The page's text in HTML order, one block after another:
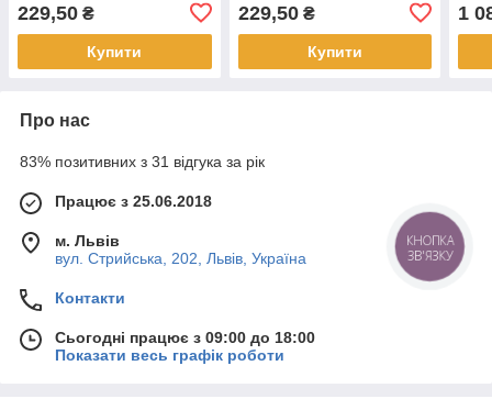
229,50 ₴
Купити
229,50₴
Купити
1
Про нас
83% позитивних з 31 відгука за рік
Працює з 25.06.2018
м. Львів
вул. Стрийська, 202, Львів, Україна
Контакти
Сьогодні працює з 09:00 до 18:00
Показати весь графік роботи
КНОПКА
ЗВ'ЯЗКУ